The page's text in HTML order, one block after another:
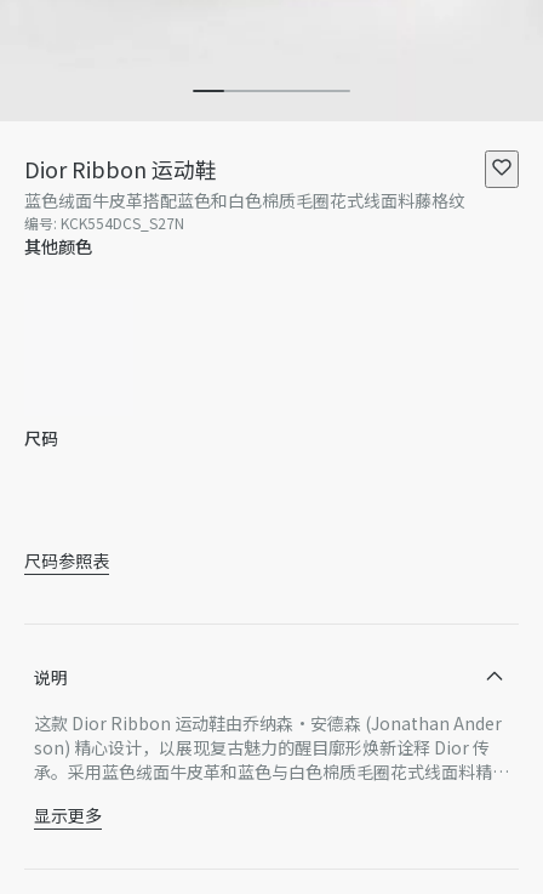
Dior Ribbon 运动鞋
蓝色绒面牛皮革搭配蓝色和白色棉质毛圈花式线面料藤格纹
编号: KCK554DCS_S27N
其他颜色
尺码
尺码参照表
说明
这款 Dior Ribbon 运动鞋由乔纳森·安德森 (Jonathan Ander
son) 精心设计，以展现复古魅力的醒目廓形焕新诠释 Dior 传
承。采用蓝色绒面牛皮革和蓝色与白色棉质毛圈花式线面料精心
标志饰带提升格调，以现代风范致敬经典的 J'Adior 设计，兼具
主体：棉，绒面牛皮革，科技面料，牛皮革
显示更多